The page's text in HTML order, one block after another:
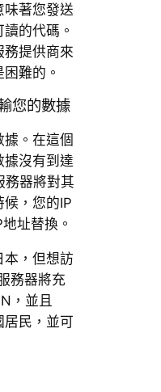
味著您發送
的代碼。
務提供商來
難的。
您的數據
。在這個
據沒有到達
務器將對其
，您的IP
址替換。
本，但想訪
務器將充
，並且
居民，並可